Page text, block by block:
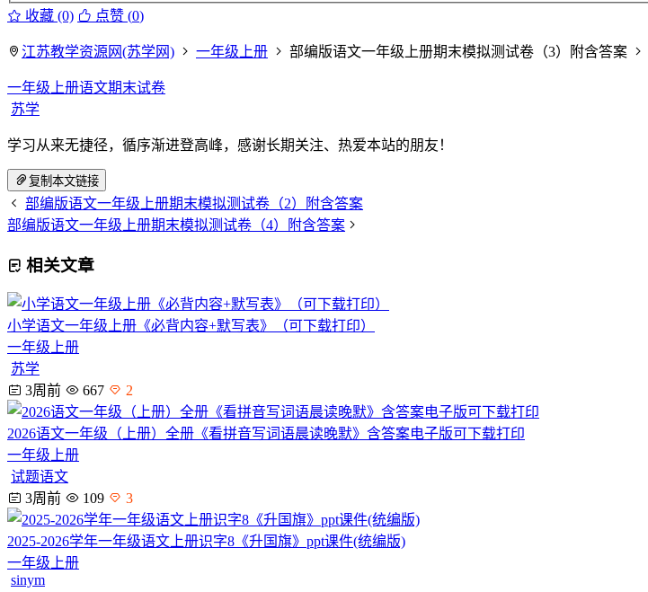
收藏 (0) 点赞 (0)
江苏教学资源网(苏学网) 一年级上册 部编版语文一年级上册期末模拟测试卷（3）附含答案
一年级上册语文期末试卷
苏学
学习从来无捷径，循序渐进登高峰，感谢长期关注、热爱本站的朋友！
复制本文链接
部编版语文一年级上册期末模拟测试卷（2）附含答案
部编版语文一年级上册期末模拟测试卷（4）附含答案
相关文章
小学语文一年级上册《必背内容+默写表》（可下载打印）
一年级上册
苏学
3周前
667 2
2026语文一年级（上册）全册《看拼音写词语晨读晚默》含答案电子版可下载打印
一年级上册
试题语文
3周前
109 3
2025-2026学年一年级语文上册识字8《升国旗》ppt课件(统编版)
一年级上册
sinym